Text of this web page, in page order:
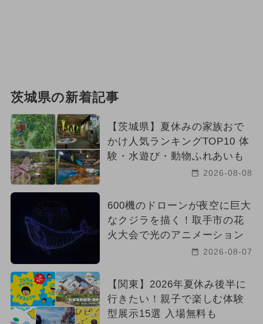
茨城県の新着記事
【茨城県】夏休みの家族おで
かけ人気ランキングTOP10 体
験・水遊び・動物ふれあいも
2026-08-08
600機のドローンが夜空に巨大
なクジラを描く！取手市の花
火大会で光のアニメーション
2026-08-07
【関東】2026年夏休み後半に
行きたい！親子で楽しむ体験
型展示15選 入場無料も